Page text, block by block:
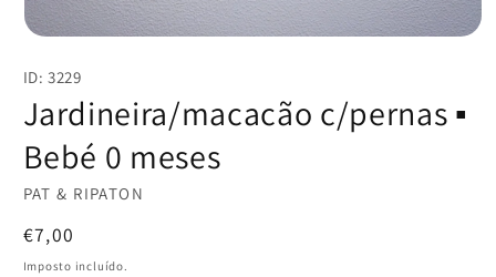
multimédia
em
modal
ID: 3229
Jardineira/macacão c/pernas ▪️
Bebé 0 meses
PAT & RIPATON
Preço
normal
€7,00
Imposto incluído.